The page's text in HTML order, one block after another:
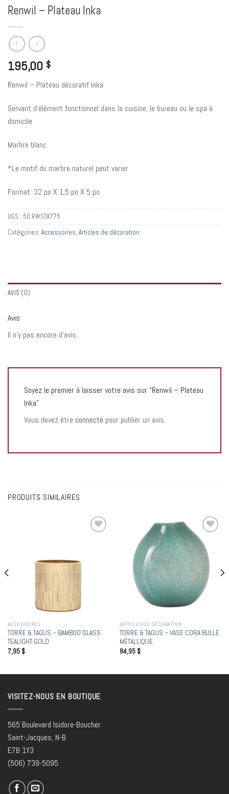
Renwil – Plateau Inka
195,00 $
Renwil – Plateau décoratif Inka
Servant d’élément fonctionnel dans la cuisine, le bureau ou le spa à
domicile
Marbre blanc
*Le motif du marbre naturel peut varier
Format: 32 po X 1,5 po X 5 po
UGS : 50:RWSTA775
Catégories: Accessoires, Articles de décoration
AVIS (0)
Avis
Il n’y pas encore d’avis.
Soyez le premier à laisser votre avis sur “Renwil – Plateau
Inka”
Vous devez être connecté pour publier un avis.
PRODUITS SIMILAIRES
ACCESSOIRES
TORRE & TAGUS – BAMBOO GLASS
TEALIGHT GOLD
7,95 $
Add to
wishlist
ARTICLES DE DÉCORATION
TORRE & TAGUS – VASE CORA BULLE
MÉTALLIQUE
84,95 $
VISITEZ-NOUS EN BOUTIQUE
565 Boulevard Isidore-Boucher
Saint-Jacques, N-B
E7B 1Y3
(506) 739-5095